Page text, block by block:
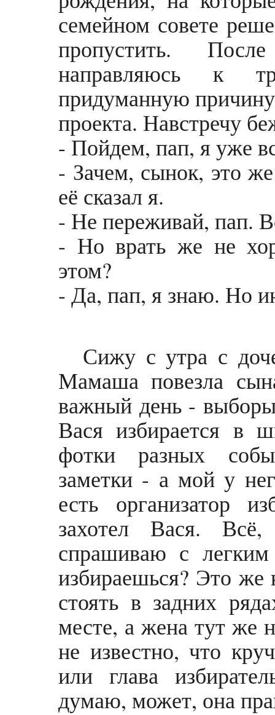
семейном совете
пропустить.
направляюсь к
придуманную
проекта. Навстречу
- Пойдем, пап, я уже
- Зачем, сынок, это
её сказал я.
- Не переживай, пап.
- Но врать же не
этом?
- Да, пап, я знаю. Но
Сижу с утра с
Мамаша повезла
важный день -
Вася избирается в
фотки разных
заметки - а мой у
есть организатор
захотел Вася.
спрашиваю с
избираешься? Это
стоять в задних
месте, а жена тут же
не известно, что
или глава
думаю, может, она